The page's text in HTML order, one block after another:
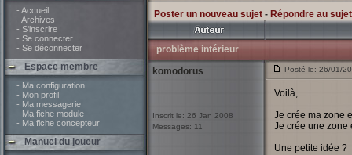
- Accueil
- Archives
- S'inscrire
- Se connecter
- Se déconnecter
Espace membre
- Ma configuration
- Mon profil
- Ma messagerie
- Ma fiche module
- Ma fiche concepteur
Manuel du joueur
Poster un nouveau sujet- Répondre au sujet
problème intérieur
komodorus
Inscrit le: 26 Jan 2008
Messages: 11
Posté le: 26/01/
Voilà,
Je crée ma zone
Je crée une zone
Une petite idée ?